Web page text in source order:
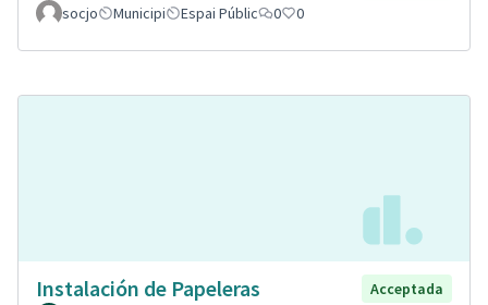
socjo
Municipi Espai Públic 0 0
Instalación de Papeleras
Acceptada